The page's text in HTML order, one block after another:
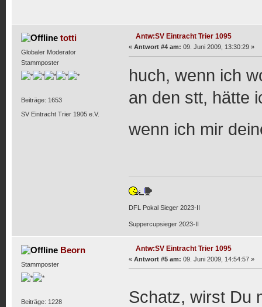
totti
Globaler Moderator
Stammposter
Beiträge: 1653
SV Eintracht Trier 1905 e.V.
Antw:SV Eintracht Trier 1095
« Antwort #4 am: 09. Juni 2009, 13:30:29 »
huch, wenn ich
an den stt, hätte
wenn ich mir
DFL Pokal Sieger 2023-II
Suppercupsieger 2023-II
Beorn
Stammposter
Beiträge: 1228
Antw:SV Eintracht Trier 1095
« Antwort #5 am: 09. Juni 2009, 14:54:57 »
Schatz, wirst